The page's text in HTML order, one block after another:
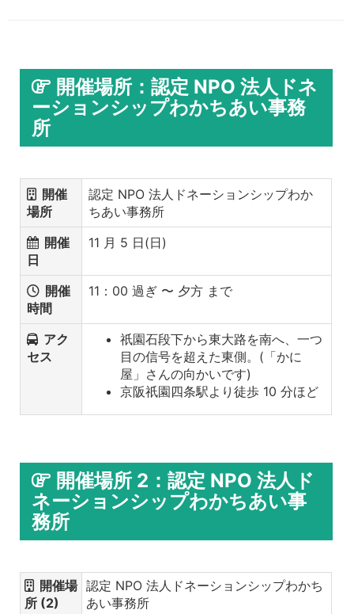
開催場所：認定 NPO 法人ドネ
ーションシップわかちあい事務
所
開催
場所
認定 NPO 法人ドネーションシップわか
ちあい事務所
開催
日
11 月 5 日(日)
開催
時間
11：00 過ぎ 〜 夕方 まで
アク
セス
祇園石段下から東大路を南へ、一つ
目の信号を超えた東側。(「かに
屋」さんの向かいです)
京阪祇園四条駅より徒歩 10 分ほど
開催場所 2：認定 NPO 法人ド
ネーションシップわかちあい事
務所
開催場
所 (2)
認定 NPO 法人ドネーションシップわかち
あい事務所